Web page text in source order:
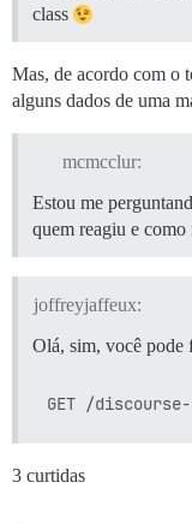
class
Mas, de acordo com o
alguns dados de uma
mcmcclur:
Estou me
quem reagiu e
joffreyjaffeux:
Olá, sim, você pode
3 curtidas